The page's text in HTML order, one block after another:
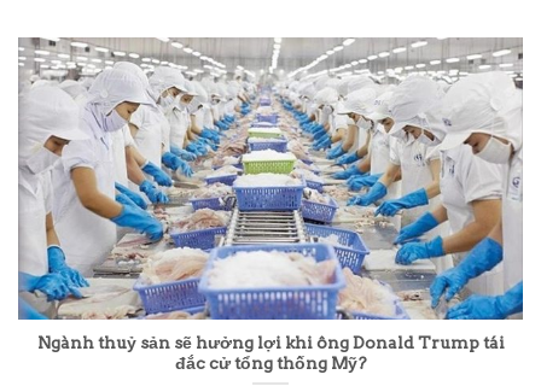
Ngành thuỷ sản sẽ hưởng lợi khi ông Donald Trump tái
đắc cử tổng thống Mỹ?